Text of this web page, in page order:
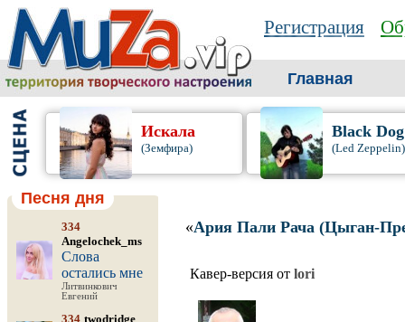
Регистрация
Главная
Искала
(Земфира)
Black Dog
(Led Zeppelin)
Песня дня
334
Angelochek_ms
Слова
остались мне
Литвинкович
Евгений
334 twodridge
«Ария Пали Рача (Цыган-
Кавер-версия от lori